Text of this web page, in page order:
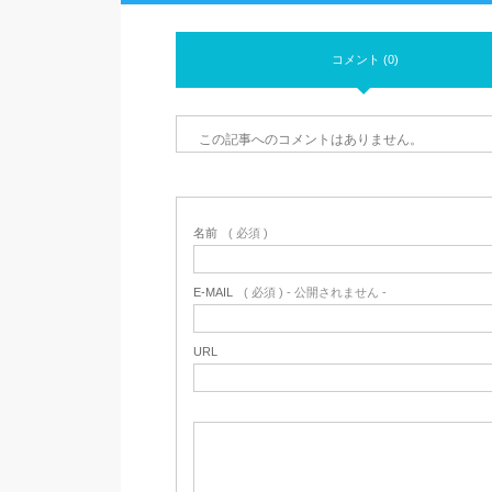
コメント (0)
この記事へのコメントはありません。
名前 ( 必須 )
E-MAIL ( 必須 ) - 公開されません -
URL